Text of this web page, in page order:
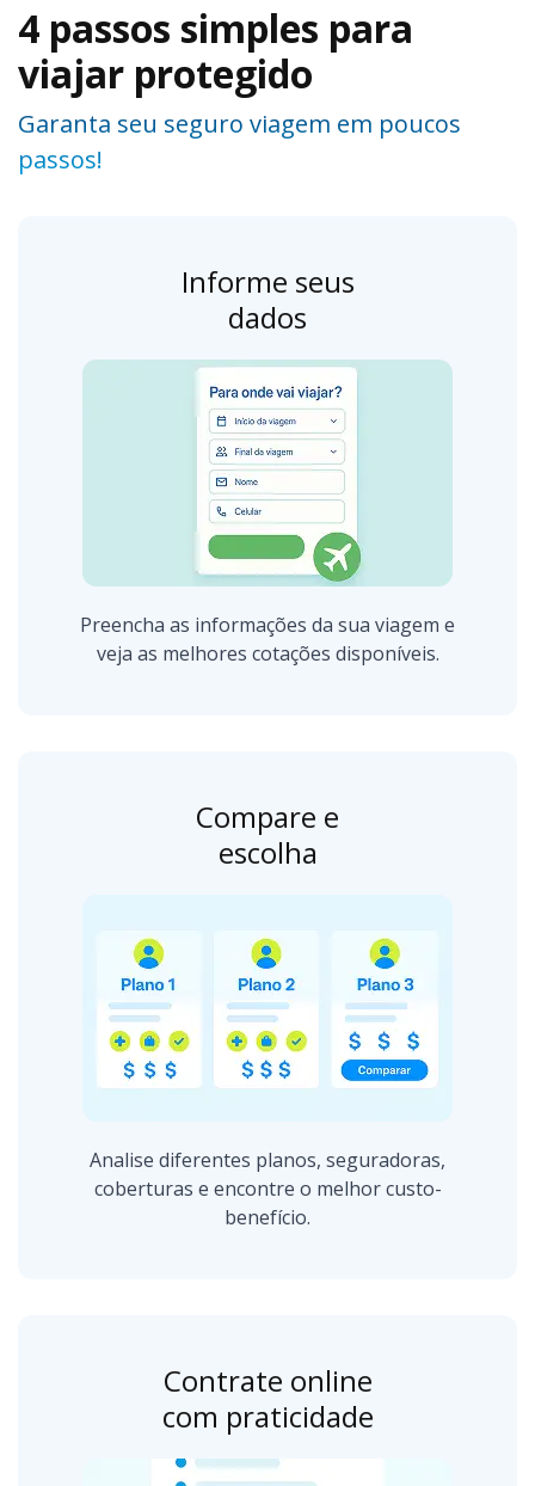
4 passos simples para
viajar protegido
Garanta seu seguro viagem em poucos
passos!
Informe seus
dados
Preencha as informações da sua viagem e
veja as melhores cotações disponíveis.
Compare e
escolha
Analise diferentes planos, seguradoras,
coberturas e encontre o melhor custo-
benefício.
Contrate online
com praticidade